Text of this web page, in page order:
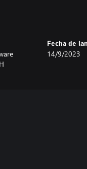
Fecha de
14/9/2023